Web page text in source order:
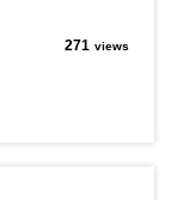
271 views